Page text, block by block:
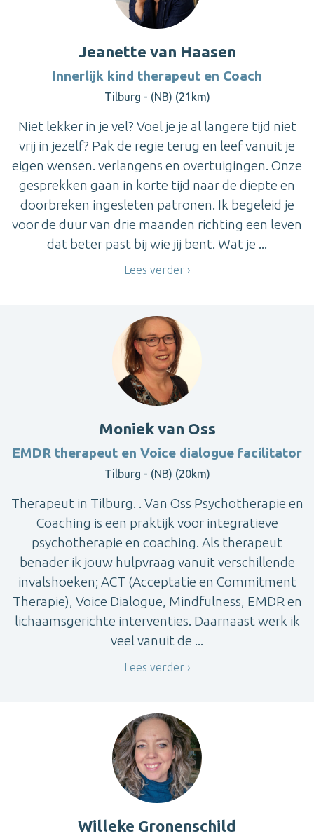
Jeanette van Haasen
Innerlijk kind therapeut en Coach
Tilburg - (NB) (21km)
Niet lekker in je vel? Voel je je al langere tijd niet
vrij in jezelf? Pak de regie terug en leef vanuit je
eigen wensen. verlangens en overtuigingen. Onze
gesprekken gaan in korte tijd naar de diepte en
doorbreken ingesleten patronen. Ik begeleid je
voor de duur van drie maanden richting een leven
dat beter past bij wie jij bent. Wat je ...
Lees verder
Moniek van Oss
EMDR therapeut en Voice dialogue facilitator
Tilburg - (NB) (20km)
Therapeut in Tilburg. . Van Oss Psychotherapie en
Coaching is een praktijk voor integratieve
psychotherapie en coaching. Als therapeut
benader ik jouw hulpvraag vanuit verschillende
invalshoeken; ACT (Acceptatie en Commitment
Therapie), Voice Dialogue, Mindfulness, EMDR en
lichaamsgerichte interventies. Daarnaast werk ik
veel vanuit de ...
Lees verder
Willeke Gronenschild